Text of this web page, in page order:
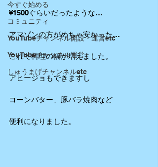
今すぐ始める
コミュニティ
YouTubeチャンネル開設・運営etc
YouTubeチャンネル運営
しゅうまげチャンネルetc
¥1500ぐらいだったような…
アマゾンの方がめちゃ安かった…
これで料理の幅が増えました。
アヒージョもできますし
コーンバター、豚バラ焼肉など
便利になりました。